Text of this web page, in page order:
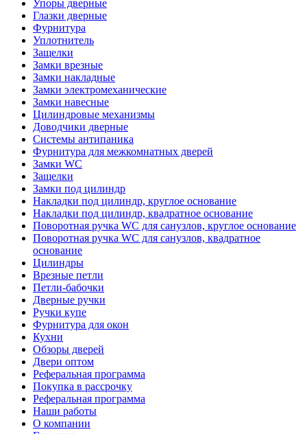
Упоры дверные
Глазки дверные
Фурнитура
Уплотнитель
Защелки
Замки врезные
Замки накладные
Замки электромеханические
Замки навесные
Цилиндровые механизмы
Доводчики дверные
Системы антипаника
Фурнитура для межкомнатных дверей
Замки WC
Защелки
Замки под цилиндр
Накладки под цилиндр, круглое основание
Накладки под цилиндр, квадратное основание
Поворотная ручка WC для санузлов, круглое основание
Поворотная ручка WC для санузлов, квадратное
основание
Цилиндры
Врезные петли
Петли-бабочки
Дверные ручки
Ручки купе
Фурнитура для окон
Кухни
Обзоры дверей
Двери оптом
Реферальная программа
Покупка в рассрочку
Реферальная программа
Наши работы
О компании